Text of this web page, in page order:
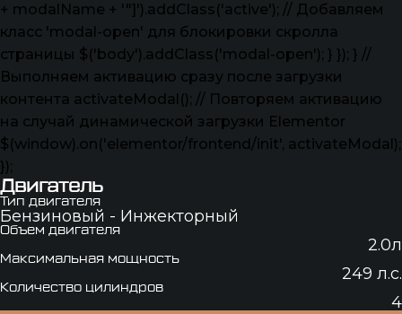
+ modalName + '"]').addClass('active'); // Добавляем
класс 'modal-open' для блокировки скролла
страницы $('body').addClass('modal-open'); } }); } //
Выполняем активацию сразу после загрузки
контента activateModal(); // Повторяем активацию
на случай динамической загрузки Elementor
$(window).on('elementor/frontend/init', activateModal);
});
Двигатель
Тип двигателя
Бензиновый - Инжекторный
Объем двигателя
2.0л
Максимальная мощность
249 л.с.
Количество цилиндров
4